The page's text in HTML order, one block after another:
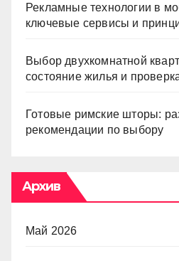
Рекламные технологии в
ключевые сервисы и
Выбор двухкомнатной
состояние жилья и
Готовые римские шторы:
рекомендации по выбору
Архив
Май 2026